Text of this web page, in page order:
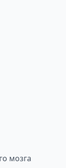
мозга